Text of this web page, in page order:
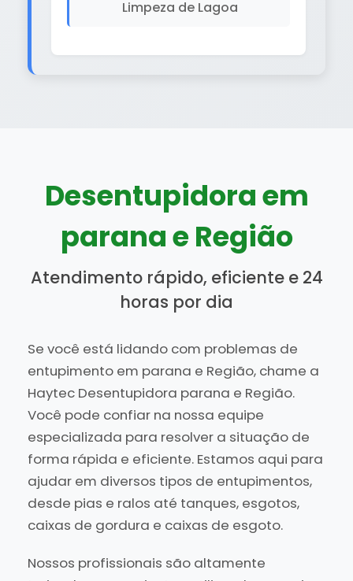
Limpeza de Lagoa
Desentupidora em
parana e Região
Atendimento rápido, eficiente e 24
horas por dia
Se você está lidando com problemas de
entupimento em parana e Região, chame a
Haytec Desentupidora parana e Região.
Você pode confiar na nossa equipe
especializada para resolver a situação de
forma rápida e eficiente. Estamos aqui para
ajudar em diversos tipos de entupimentos,
desde pias e ralos até tanques, esgotos,
caixas de gordura e caixas de esgoto.
Nossos profissionais são altamente